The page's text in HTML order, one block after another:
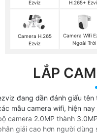
Ezviz
H.265+
Camera H.265
Ezviz
Camera Wifi
Ngoài Trời
LẮP
đang dần đánh giấu tên
mẫu camera wifi, hiện
camera 2.0MP thành
giải cao hơn người